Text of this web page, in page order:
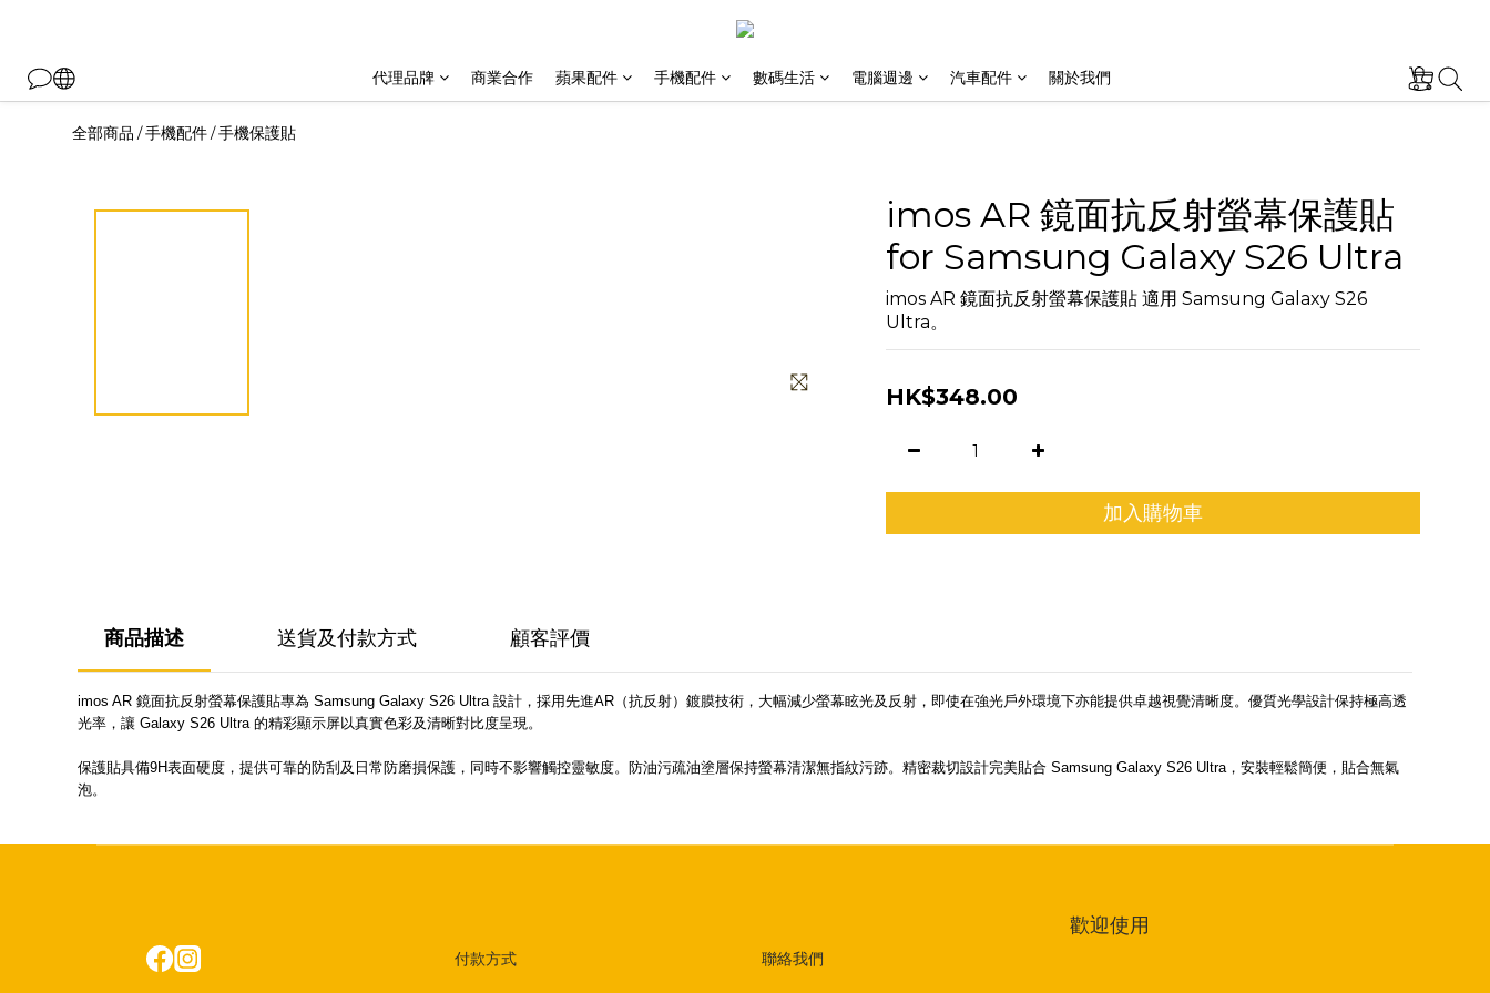
代理品牌 商業合作 蘋果配件 手機配件 數碼生活 電腦週邊 汽車配件 關於我們
全部商品 /手機配件/手機保護貼
imos AR 鏡面抗反射螢幕保護貼
for Samsung Galaxy S26 Ultra
imos AR 鏡面抗反射螢幕保護貼 適用 Samsung Galaxy S26
Ultra。
HK$348.00
加入購物車
商品描述 送貨及付款方式 顧客評價
imos AR 鏡面抗反射螢幕保護貼專為 Samsung Galaxy S26 Ultra 設計，採用先進AR（抗反射）鍍膜技術，大幅減少螢幕眩光及反射，即使在強光戶外環境下亦能提供卓越視覺清晰度。優質光學設計保持極高透
光率，讓 Galaxy S26 Ultra 的精彩顯示屏以真實色彩及清晰對比度呈現。
保護貼具備9H表面硬度，提供可靠的防刮及日常防磨損保護，同時不影響觸控靈敏度。防油污疏油塗層保持螢幕清潔無指紋污跡。精密裁切設計完美貼合 Samsung Galaxy S26 Ultra，安裝輕鬆簡便，貼合無氣
泡。
付款方式 聯絡我們
歡迎使用